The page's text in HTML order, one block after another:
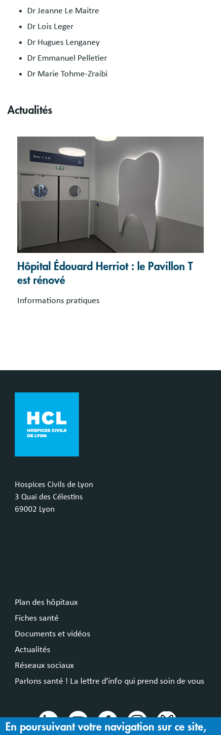
Dr Jeanne Le Maitre
Dr Lois Leger
Dr Hugues Lenganey
Dr Emmanuel Pelletier
Dr Marie Tohme-Zraibi
Actualités
Hôpital Édouard Herriot : le Pavillon T
est rénové
Informations pratiques
Hospices Civils de Lyon
3 Quai des Célestins
69002 Lyon
Plan des hôpitaux
Fiches santé
Documents et vidéos
Actualités
Réseaux sociaux
Parlons santé ! La lettre d’info qui prend soin de vous
En poursuivant votre navigation sur ce site,